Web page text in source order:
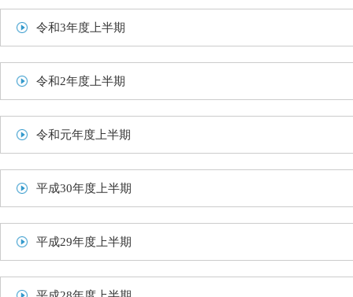
令和3年度上半期
令和2年度上半期
令和元年度上半期
平成30年度上半期
平成29年度上半期